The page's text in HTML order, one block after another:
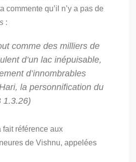
commente qu’il n’y a pas de
:
comme des milliers de
d’un lac inépuisable,
d’innombrables
la personnification du
1.3.26)
fait référence aux
de Vishnu, appelées